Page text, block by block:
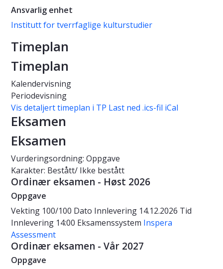
Ansvarlig enhet
Institutt for tverrfaglige kulturstudier
Timeplan
Timeplan
Kalendervisning
Periodevisning
Vis detaljert timeplan i TP Last ned .ics-fil iCal
Eksamen
Eksamen
Vurderingsordning: Oppgave
Karakter: Bestått/ Ikke bestått
Ordinær eksamen - Høst 2026
Oppgave
Vekting 100/100 Dato Innlevering 14.12.2026 Tid
Innlevering 14:00 Eksamenssystem Inspera
Assessment
Ordinær eksamen - Vår 2027
Oppgave